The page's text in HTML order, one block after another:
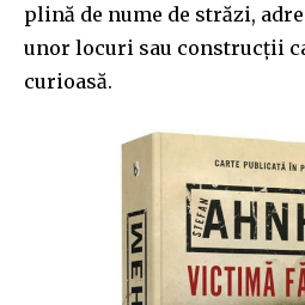
plină de nume de străzi,
unor locuri sau construcții
curioasă.